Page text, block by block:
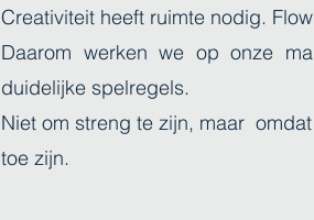
Creativiteit heeft ruimte nodig.
Daarom werken we op onze
duidelijke spelregels.
Niet om streng te zijn, maar
toe zijn.